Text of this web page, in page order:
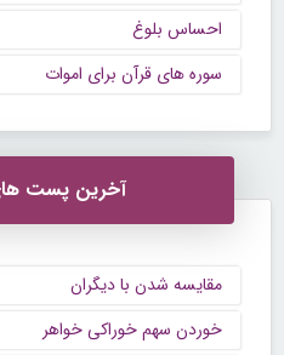
احساس بلوغ
سوره های قرآن برای اموات
آخرین پست
مقایسه شدن با دیگران
خوردن سهم خوراکی خواهر